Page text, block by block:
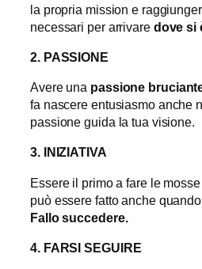
la propria mission e
necessari per arrivare dove si
2. PASSIONE
Avere una passione
fa nascere entusiasmo anche
passione guida la tua visione.
3. INIZIATIVA
Essere il primo a fare le
può essere fatto anche
Fallo succedere.
4. FARSI SEGUIRE